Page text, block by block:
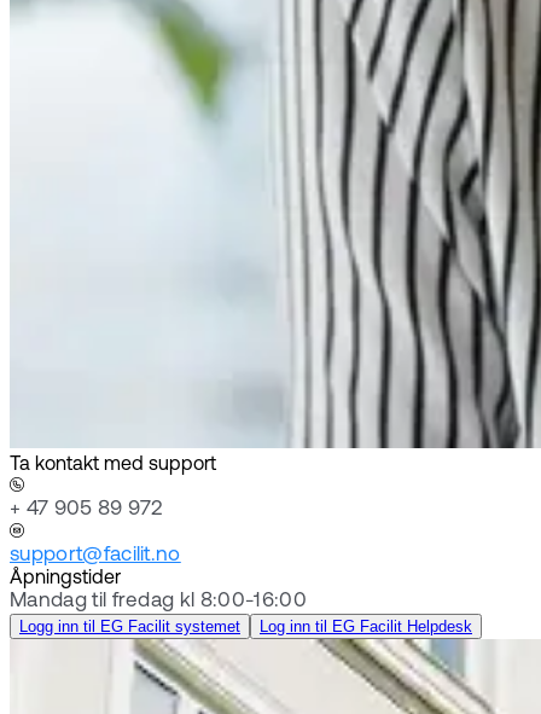
Ta kontakt med support
+ 47 905 89 972
support@facilit.no
Åpningstider
Mandag til fredag kl 8:00-16:00
Logg inn til EG Facilit systemet Log inn til EG Facilit Helpdesk